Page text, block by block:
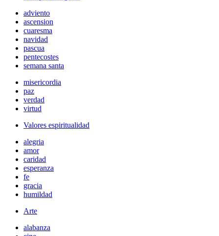
adviento
ascension
cuaresma
navidad
pascua
pentecostes
semana santa
misericordia
paz
verdad
virtud
Valores espiritualidad
alegria
amor
caridad
esperanza
fe
gracia
humildad
Arte
alabanza